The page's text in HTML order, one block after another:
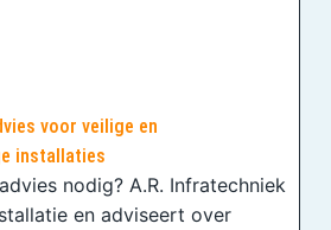
voor veilige en
installaties
nodig? A.R. Infratechniek
en adviseert over